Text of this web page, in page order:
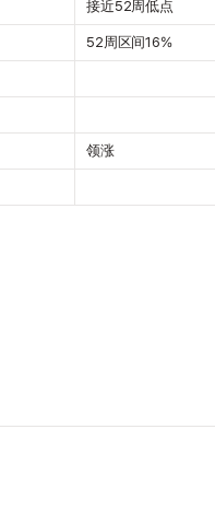
接近52周低点
52周区间16%
领涨